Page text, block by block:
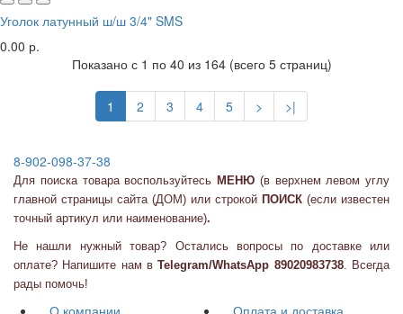
Уголок латунный ш/ш 3/4" SMS
0.00 р.
Показано с 1 по 40 из 164 (всего 5 страниц)
1 2 3 4 5 > >|
8-902-098-37-38
Для поиска товара воспользуйтесь МЕНЮ (в верхнем левом углу
главной страницы сайта (ДОМ) или строкой ПОИСК (если известен
точный артикул или наименование).
Не нашли нужный товар? Остались вопросы по доставке или
оплате? Напишите нам вTelegram/WhatsApp 89020983738. Всегда
рады помочь!